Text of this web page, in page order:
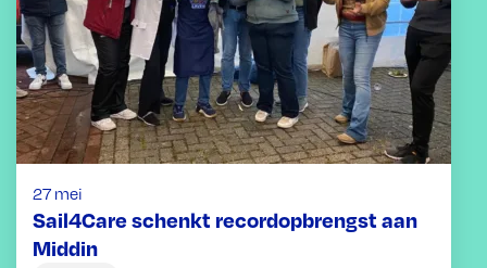
Sail4Care schenkt recordopbrengst aan
Middin
27 mei